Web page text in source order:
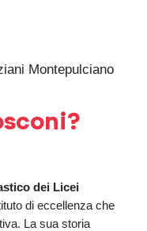
Montepulciano
dei Licei
di eccellenza che
La sua storia